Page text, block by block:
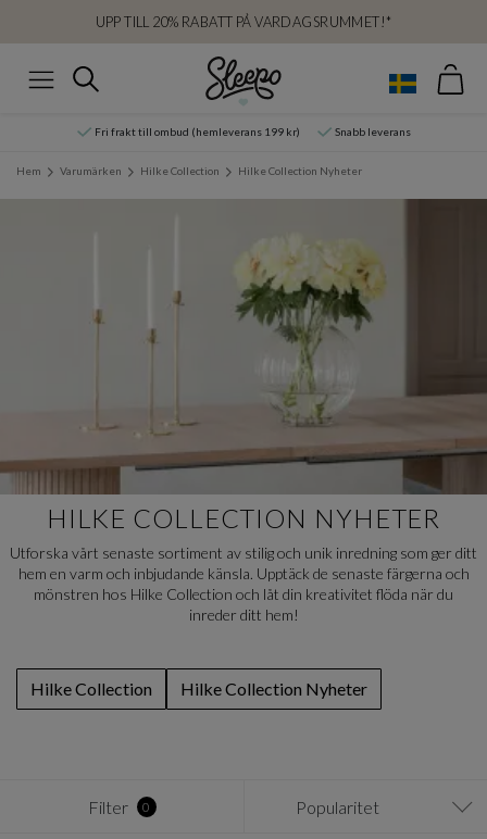
UPP TILL 20% RABATT PÅ VARDAGSRUMMET!*
Sök
Fri frakt till ombud (hemleverans 199 kr) Snabb leverans
Hem Varumärken Hilke Collection Hilke Collection Nyheter
HILKE COLLECTION NYHETER
Utforska vårt senaste sortiment av stilig och unik inredning som ger ditt
hem en varm och inbjudande känsla. Upptäck de senaste färgerna och
mönstren hos Hilke Collection och låt din kreativitet flöda när du
inreder ditt hem!
Hilke Collection Hilke Collection Nyheter
Filter 0 Popularitet